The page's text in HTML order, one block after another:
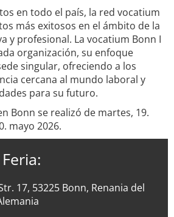
en todo el país, la red vocatium
más exitosos en el ámbito de la
y profesional. La vocatium Bonn I
organización, su enfoque
singular, ofreciendo a los
cercana al mundo laboral y
para su futuro.
Bonn se realizó de martes, 19.
mayo 2026.
17, 53225 Bonn, Renania del